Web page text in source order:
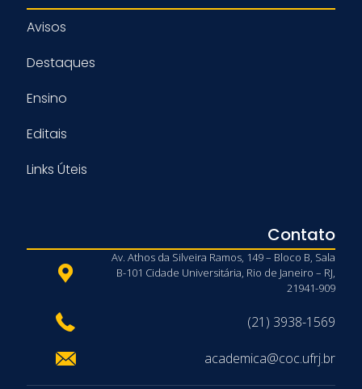
Avisos
Destaques
Ensino
Editais
Links Úteis
Contato
Av. Athos da Silveira Ramos, 149 – Bloco B, Sala
B-101 Cidade Universitária, Rio de Janeiro – RJ,
21941-909
(21) 3938-1569
academica@coc.ufrj.br